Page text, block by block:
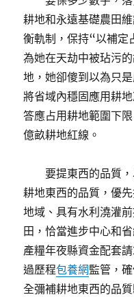
耕地和永遠基礎農田
衡軌制，保持“以補定
為她在天劫中被玷污
地，她卻傻到以為只
將省域內穩固應用耕
答應占用耕地範圍下
億畝耕地紅線。
要提東西的品質
耕地東西的品質，優
地域、具有水利澆灌
田，恰當進步中心和
產糧年夜縣資金配套
過歷程包養網監管，
全彌補耕地東西的品